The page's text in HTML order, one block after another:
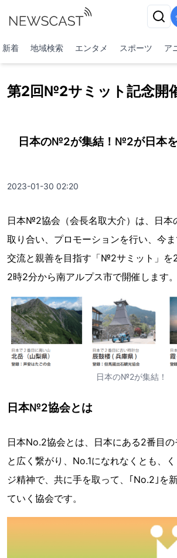
新着 地域検索 エンタメ スポーツ ア
第2回№2サミット記念開
日本の№2が集結！№2が日本を
2023-01-30 02:20
日本№2協会（会長名取大介）は、日
取り合い、プロモーションを行い、今
交流と親善を目指す「№2サミット」
2時2分から南アルプス市で開催します。
日本の№2が集結！
日本№2協会とは
日本No.2協会とは、日本にある2番目の
と広く繋がり、No.1になれなくとも、
ジ精神で、共に手を取って、｢No.2｣を
ていく協会です。